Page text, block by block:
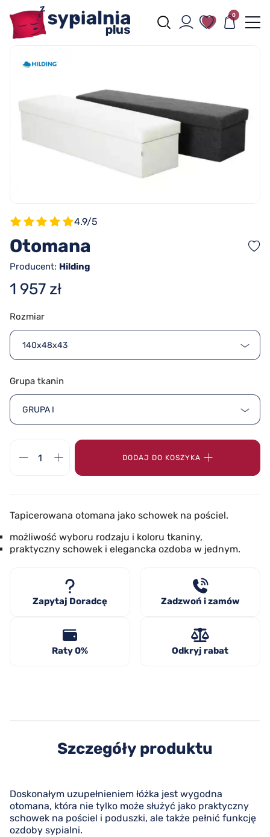
0
4.9/5
Otomana
Producent: Hilding
1 957 zł
Rozmiar
140x48x43
Grupa tkanin
GRUPA I
DODAJ DO KOSZYKA
Tapicerowana otomana jako schowek na pościel.
możliwość wyboru rodzaju i koloru tkaniny,
praktyczny schowek i elegancka ozdoba w jednym.
Zapytaj Doradcę Zadzwoń i zamów
Raty 0% Odkryj rabat
Szczegóły produktu
Doskonałym uzupełnieniem łóżka jest wygodna
otomana, która nie tylko może służyć jako praktyczny
schowek na pościel i poduszki, ale także pełnić funkcję
ozdoby sypialni.